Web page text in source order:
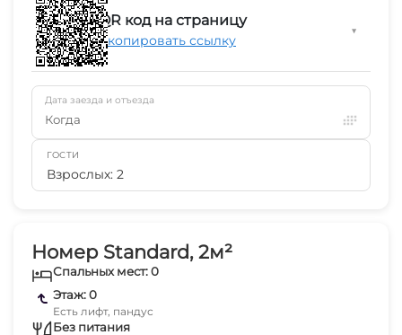
Номер Standard, 2м²
Спальных мест: 0
Этаж: 0
Есть лифт, пандус
Без питания
QR код на страницу
Скопировать ссылку
▼
Дата заезда и отъезда
Когда
ГОСТИ
Взрослых: 2